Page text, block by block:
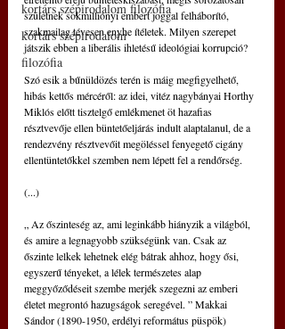
kortárs szépirodalom filozófia
kortárs szépirodalom
filozófia
születnek sokmilliónyi embert joggal felháborító,
szakmailag tévesen enyhe ítéletek. Milyen szerepet
játszik ebben a liberális ihletésű ideológiai korrupció?
Szó esik a bűnüldözés terén is máig megfigyelhető,
hibás kettős mércéről: az idei, vitéz nagybányai Horthy
Miklós előtt tisztelgő emlékmenet öt hazafias
résztvevője ellen büntetőeljárás indult alaptalanul, de a
rendezvény résztvevőit megöléssel fenyegető cigány
ellentüntetőkkel szemben nem lépett fel a rendőrség.
(...)
„ Az őszinteség az, ami leginkább hiányzik a világból,
és amire a legnagyobb szükségünk van. Csak az
őszinte lelkek lehetnek elég bátrak ahhoz, hogy ősi,
egyszerű tényeket, a lélek természetes alap
meggyőződéseit szembe merjék szegezni az emberi
életet megrontó hazugságok seregével. ” Makkai
Sándor (1890-1950, erdélyi református püspök)